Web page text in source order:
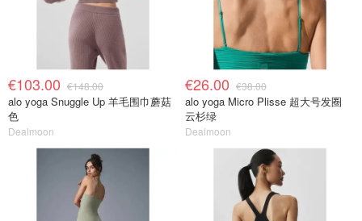
€103.00 €148.00
alo yoga Snuggle Up 羊毛围巾蘑菇
色
Dealmoon
€26.00 €38.00
alo yoga Micro Plisse 超大号发圈
云杉绿
Dealmoon